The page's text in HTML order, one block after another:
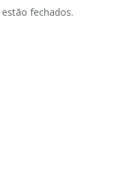
fechados.